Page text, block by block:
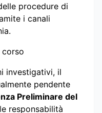
procedure di
i canali
investigativi, il
pendente
Preliminare del
responsabilità